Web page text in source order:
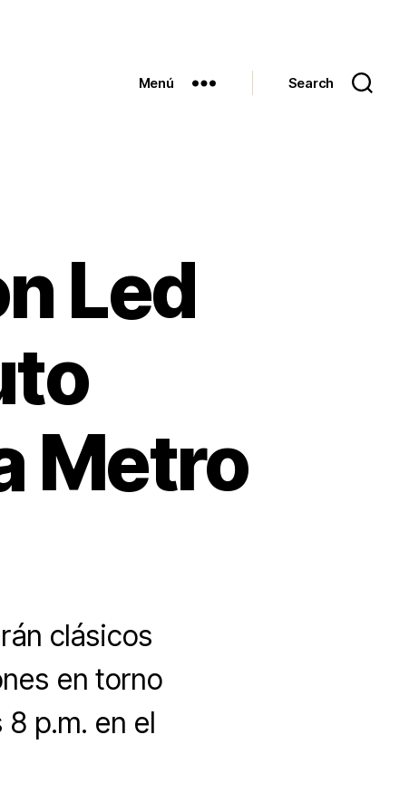
Menú Search
Led
Metro
clásicos
en torno
p.m. en el